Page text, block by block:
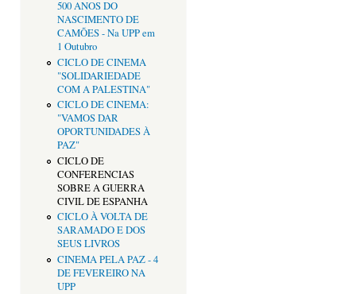
500 ANOS DO
NASCIMENTO DE
CAMÕES - Na UPP em
1 Outubro
CICLO DE CINEMA
"SOLIDARIEDADE
COM A PALESTINA"
CICLO DE CINEMA:
"VAMOS DAR
OPORTUNIDADES À
PAZ"
CICLO DE
CONFERENCIAS
SOBRE A GUERRA
CIVIL DE ESPANHA
CICLO À VOLTA DE
SARAMADO E DOS
SEUS LIVROS
CINEMA PELA PAZ - 4
DE FEVEREIRO NA
UPP